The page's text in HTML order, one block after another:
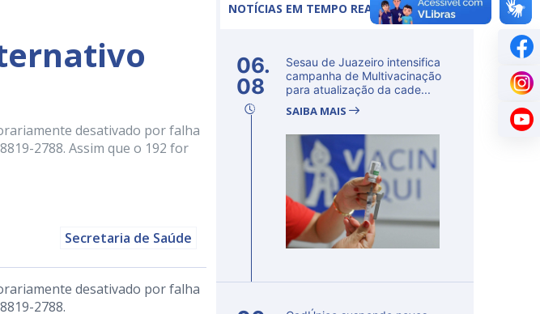
desativado por falha
2788. Assim que o 192 for
Secretaria de Saúde
desativado por falha
2788.
NOTÍCIAS EM TEMPO REAL
06.
08
Sesau de Juazeiro intensifica
campanha de Multivacinação
para atualização da cade...
SAIBA MAIS